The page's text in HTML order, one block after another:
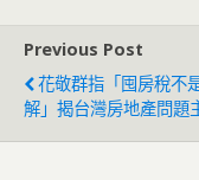
Previous Post
花敬群指「囤房稅不
解」揭台灣房地產問題